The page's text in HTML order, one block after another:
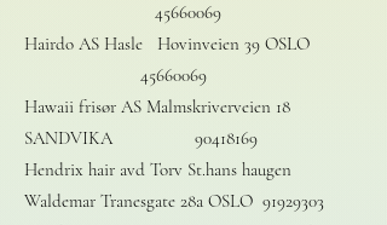
45660069
Hairdo AS Hasle Hovinveien 39 OSLO
45660069
Hawaii frisør AS Malmskriverveien 18
SANDVIKA 90418169
Hendrix hair avd Torv St.hans haugen
Waldemar Tranesgate 28a OSLO 91929303